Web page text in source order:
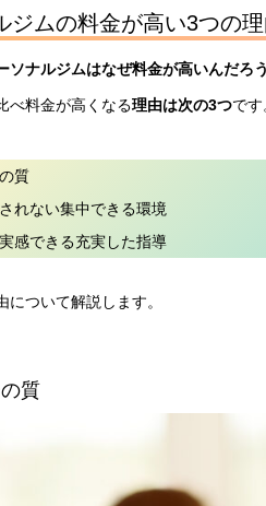
ジムの料金が高い3つの
ソナルジムはなぜ料金が高いんだろう
べ料金が高くなる理由は次の3つです
質
れない集中できる環境
感できる充実した指導
について解説します。
質